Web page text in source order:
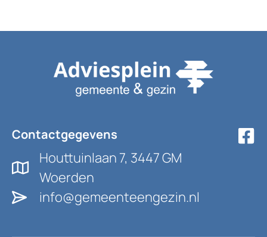
Contactgegevens
Houttuinlaan 7, 3447 GM
Woerden
info@gemeenteengezin.nl